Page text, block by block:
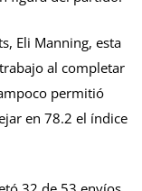
Eli Manning, esta
al completar
permitió
en 78.2 el índice